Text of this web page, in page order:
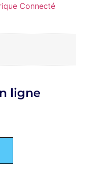
Connecté
ligne